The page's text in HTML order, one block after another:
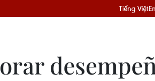
Tiếng Việt